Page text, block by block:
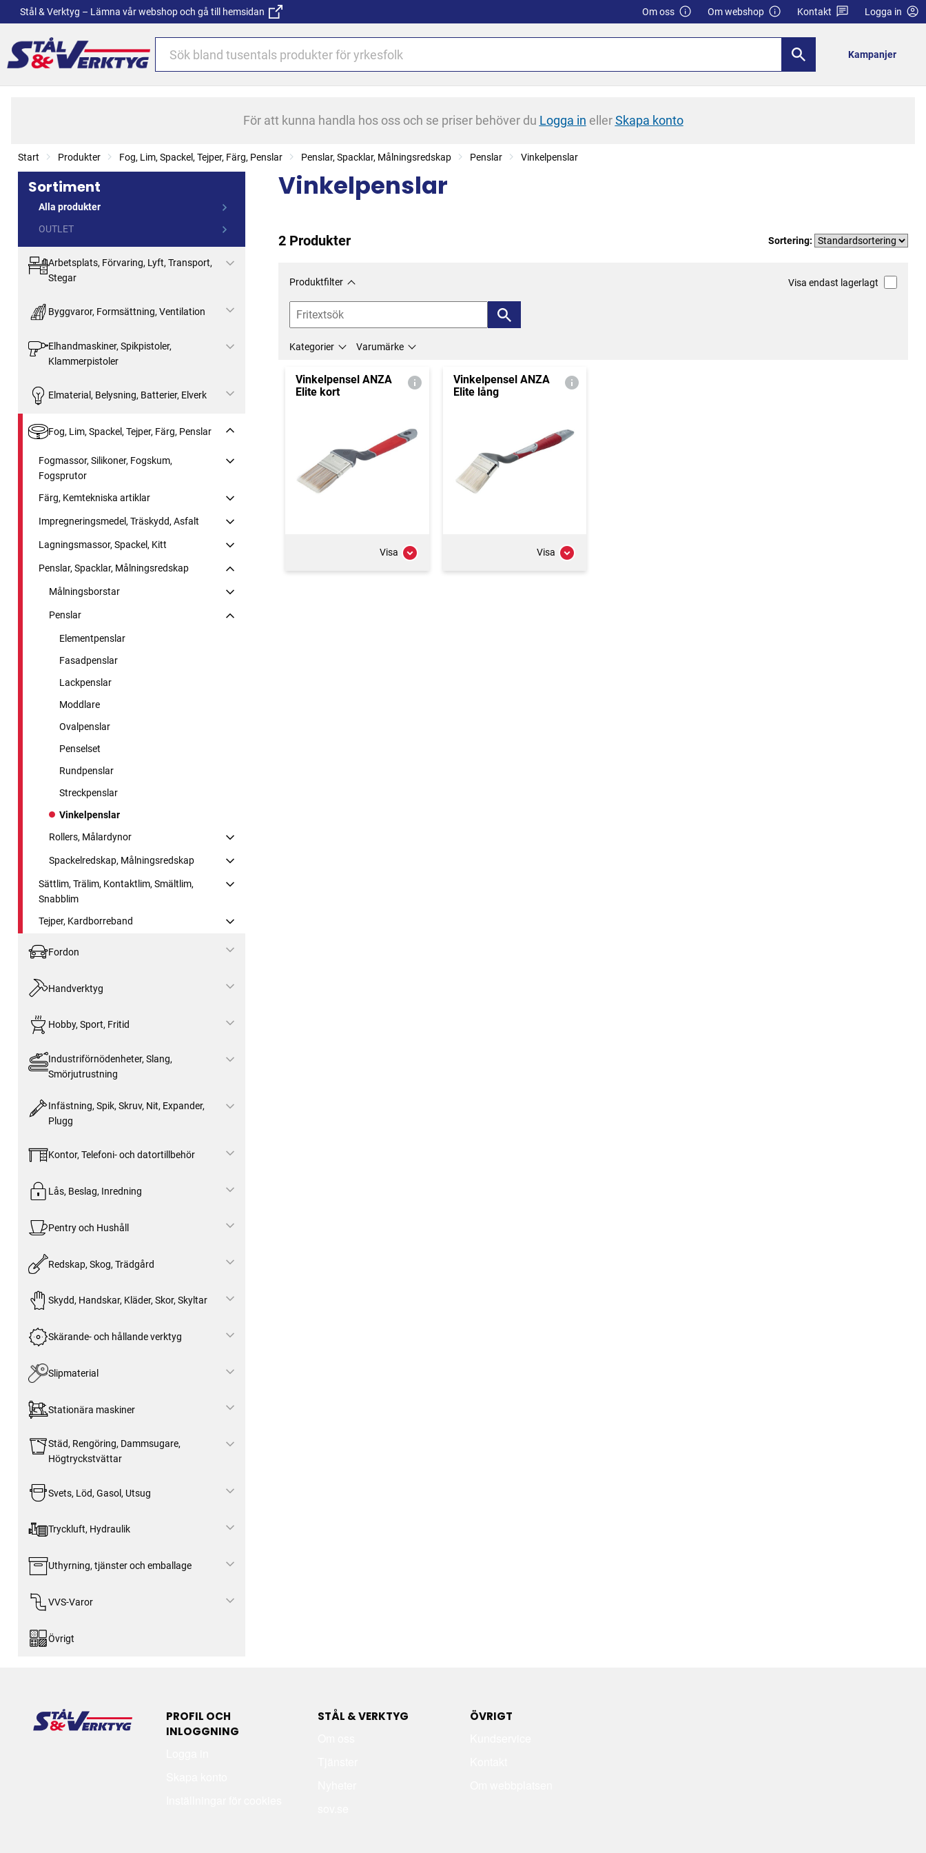
Stål & Verktyg – Lämna vår webshop och gå till hemsidan Om oss Om webshop Kontakt Logga in
Kampanjer
För att kunna handla hos oss och se priser behöver du Logga in ellerSkapa konto
Start Produkter Fog, Lim, Spackel, Tejper, Färg, Penslar Penslar, Spacklar, Målningsredskap Penslar Vinkelpenslar
Sortiment
Alla produkter
OUTLET
Arbetsplats, Förvaring, Lyft, Transport,
Stegar
Byggvaror, Formsättning, Ventilation
Elhandmaskiner, Spikpistoler,
Klammerpistoler
Elmaterial, Belysning, Batterier, Elverk
Fog, Lim, Spackel, Tejper, Färg, Penslar
Fogmassor, Silikoner, Fogskum,
Fogsprutor
Färg, Kemtekniska artiklar
Impregneringsmedel, Träskydd, Asfalt
Lagningsmassor, Spackel, Kitt
Penslar, Spacklar, Målningsredskap
Målningsborstar
Penslar
Elementpenslar
Fasadpenslar
Lackpenslar
Moddlare
Ovalpenslar
Penselset
Rundpenslar
Streckpenslar
Vinkelpenslar
Rollers, Målardynor
Spackelredskap, Målningsredskap
Sättlim, Trälim, Kontaktlim, Smältlim,
Snabblim
Tejper, Kardborreband
Fordon
Handverktyg
Hobby, Sport, Fritid
Industriförnödenheter, Slang,
Smörjutrustning
Infästning, Spik, Skruv, Nit, Expander,
Plugg
Kontor, Telefoni- och datortillbehör
Lås, Beslag, Inredning
Pentry och Hushåll
Redskap, Skog, Trädgård
Skydd, Handskar, Kläder, Skor, Skyltar
Skärande- och hållande verktyg
Slipmaterial
Stationära maskiner
Städ, Rengöring, Dammsugare,
Högtryckstvättar
Svets, Löd, Gasol, Utsug
Tryckluft, Hydraulik
Uthyrning, tjänster och emballage
VVS-Varor
Övrigt
Vinkelpenslar
2 Produkter Sortering:
Produktfilter Visa endast lagerlagt
Kategorier Varumärke
Vinkelpensel ANZA
Elite kort
Visa
Vinkelpensel ANZA
Elite lång
Visa
PROFIL OCH
INLOGGNING
STÅL & VERKTYG ÖVRIGT